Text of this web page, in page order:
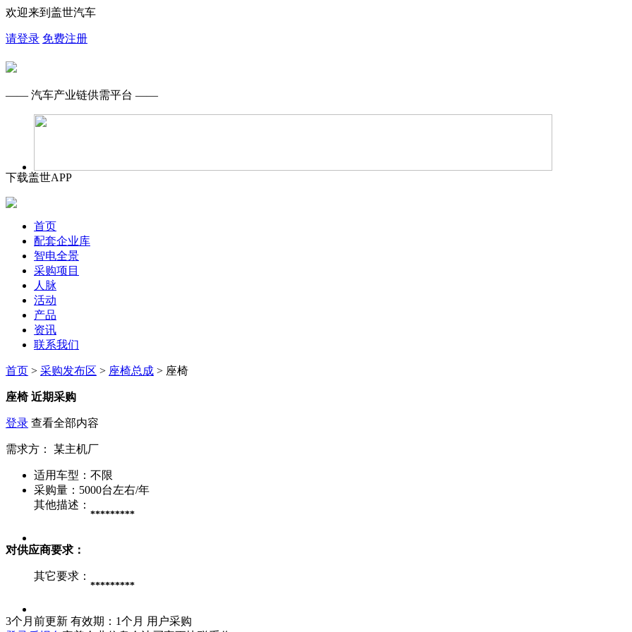
欢迎来到盖世汽车
请登录 免费注册
—— 汽车产业链供需平台 ——
下载盖世APP
首页
配套企业库
智电全景
采购项目
人脉
活动
产品
资讯
联系我们
首页 > 采购发布区 > 座椅总成 > 座椅
座椅 近期采购
登录 查看全部内容
需求方： 某主机厂
适用车型： 不限
采购量： 5000台左右/年
其他描述：
*********
对供应商要求：
其它要求：
*********
3个月前更新 有效期：1个月 用户采购